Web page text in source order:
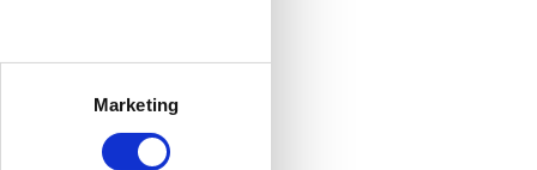
Marketing